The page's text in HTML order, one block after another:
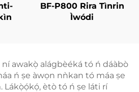
BF-P800 Rira Tìnrin
Ìwódi
awakọ̀ alágbèéká tó ń dáàbò
ń ṣe àwọn nǹkan tó máa ṣe
Lákọ̀ọ́kọ́, ètò tó ń ṣe láti rí